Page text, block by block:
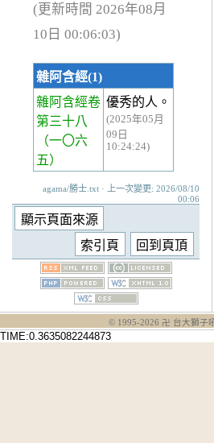
(更新時間 2026年08月
10日 00:06:03)
雜阿含經(1)
雜阿含經卷
第三十八
（一〇六
五）
優秀的人。
(2025年05月
09日
10:24:24)
agama/勝士.txt · 上一次變更: 2026/08/10
00:06
© 1995-2026 卍 台大獅子
TIME:0.3635082244873